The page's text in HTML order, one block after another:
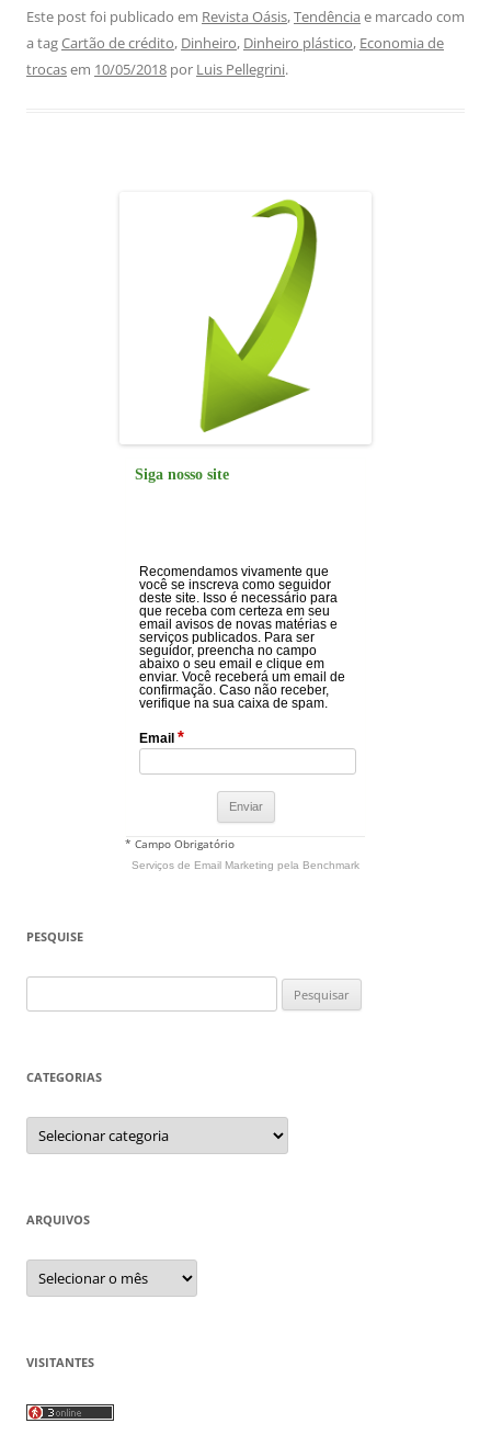
c
e
at
s
k
e
e
gr
ai
l
ar
e
Este post foi publicado em Revista Oásis,Tendência e marcado com
a tagCartão de crédito, Dinheiro, Dinheiro plástico, Economia de
trocasem 10/05/2018 por Luis Pellegrini.
Siga nosso site
Recomendamos vivamente que
você se inscreva como seguidor
deste site. Isso é necessário para
que receba com certeza em seu
email avisos de novas matérias e
serviços publicados. Para ser
seguidor, preencha no campo
abaixo o seu email e clique em
enviar. Você receberá um email de
confirmação. Caso não receber,
verifique na sua caixa de spam.
Email *
* Campo Obrigatório
Serviços de Email Marketing pela Benchmark
PESQUISE
por:
CATEGORIAS
Categorias
ARQUIVOS
Arquivos
VISITANTES